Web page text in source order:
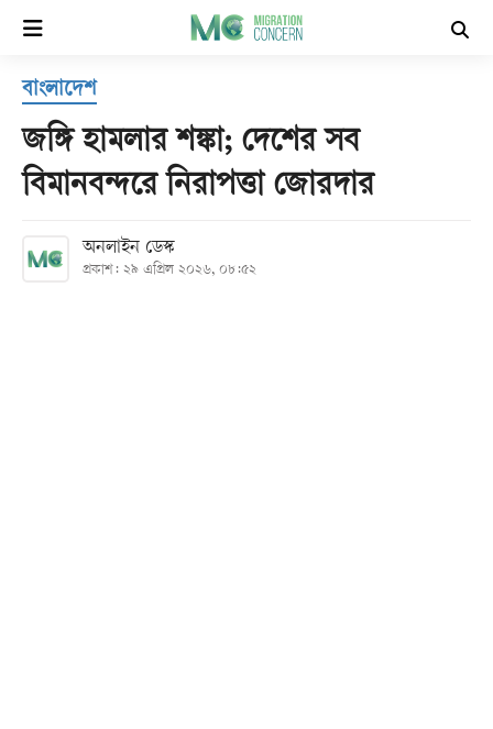
হোম
সর্বশেষ
বিভাগ
বাংলাদেশ
জঙ্গি হামলার শঙ্কা; দেশের সব
বিমানবন্দরে নিরাপত্তা জোরদার
অনলাইন ডেস্ক
প্রকাশ: ২৯ এপ্রিল ২০২৬, ০৮:৫২